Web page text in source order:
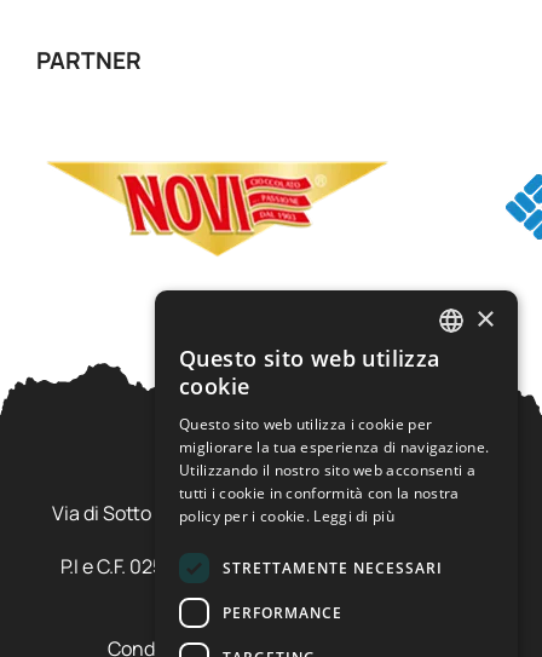
PARTNER
Ursus Adventures Srl
Via di Sotto Pila, 6 - 38026 Ossana (TN) Val di Sole
P.I e C.F. 02577600220 - cap.soc. € 20.000,00 i.v.
Condizioni di vendita e cancellazione
×
Questo sito web utilizza
cookie
Questo sito web utilizza i cookie per
migliorare la tua esperienza di navigazione.
Utilizzando il nostro sito web acconsenti a
tutti i cookie in conformità con la nostra
policy per i cookie. Leggi di più
STRETTAMENTE NECESSARI
PERFORMANCE